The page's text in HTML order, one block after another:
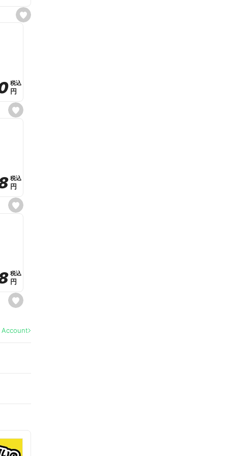
s
e
s
e
e
税込
税込
円
円
s
e
e
税込
税込
円
円
s
e
a
税込
税込
円
円